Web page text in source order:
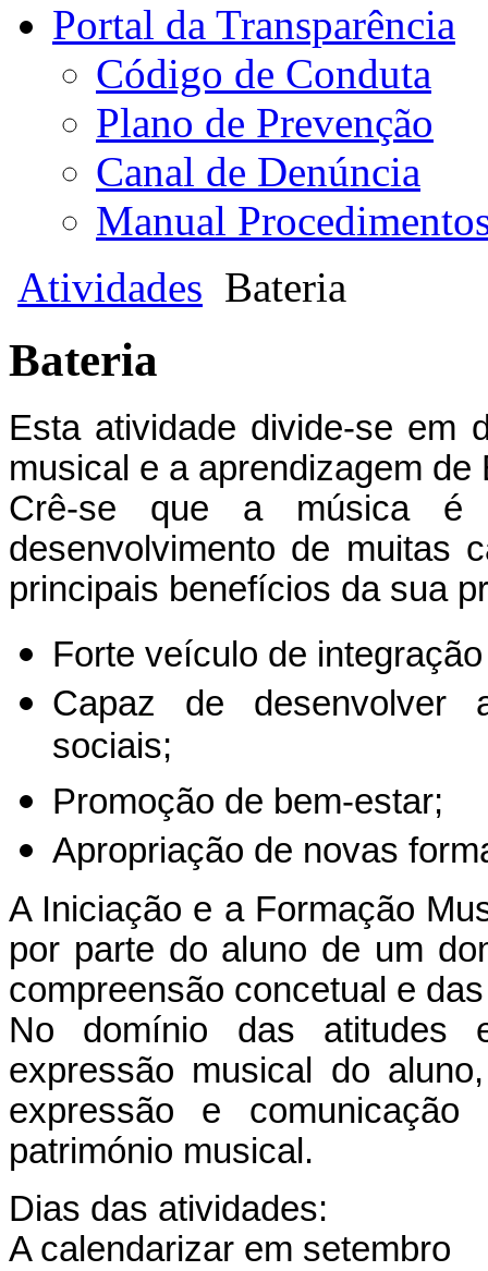
Portal da Transparência
Código de Conduta
Plano de Prevenção
Canal de Denúncia
Manual
Atividades Bateria
Bateria
Esta atividade divide-se em
musical e a aprendizagem de
Crê-se que a música
desenvolvimento de muitas
principais benefícios da sua
Forte veículo de
Capaz de desenvolver
sociais;
Promoção de bem-estar;
Apropriação de novas
A Iniciação e a Formação
por parte do aluno de um
compreensão concetual e
No domínio das atitudes
expressão musical do
expressão e
património musical.
Dias das atividades:
A calendarizar em setembro